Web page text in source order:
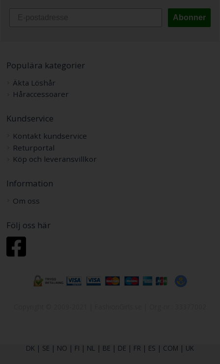
Abonner
Populära kategorier
Äkta Löshår
Håraccessoarer
Kundservice
Kontakt kundservice
Returportal
Köp och leveransvillkor
Information
Om oss
Följ oss här
DK | SE | NO | FI | NL | BE | DE | FR | ES | COM | UK